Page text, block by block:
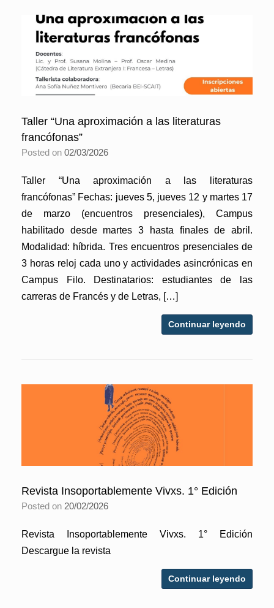
Taller “Una aproximación a las literaturas
francófonas”
Posted on 02/03/2026
Taller “Una aproximación a las literaturas
francófonas” Fechas: jueves 5, jueves 12 y martes 17
de marzo (encuentros presenciales), Campus
habilitado desde martes 3 hasta finales de abril.
Modalidad: híbrida. Tres encuentros presenciales de
3 horas reloj cada uno y actividades asincrónicas en
Campus Filo. Destinatarios: estudiantes de las
carreras de Francés y de Letras, […]
Continuar leyendo
Revista Insoportablemente Vivxs. 1° Edición
Posted on 20/02/2026
Revista Insoportablemente Vivxs. 1° Edición
Descargue la revista
Continuar leyendo